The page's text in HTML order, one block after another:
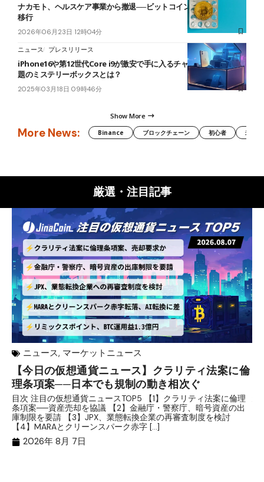
ナカモト、ヘルスケア事業から撤退──ビットコイン関連事業へ完全
移行
2026年06月23日 12時04分
ニュース プレスリリース
iPhone16や第12世代Core i9が激安で手に入るチャンスのある、話
題のミステリーボックスとは？
2025年03月18日 09時46分
Show More
More News: Binance ブロックチェーン 初心者 米国
厳選・注目記事
ニュース, マーケットニュース
【今日の仮想通貨ニュース】クラリティ法案に倫
理条項案──日本でも規制の動き相次ぐ
目次 注目の仮想通貨ニュースTOP5 【1】クラリティ法案に倫理
条項案──資産売却を協議 【2】金融庁・警察庁、暗号資産の出
庫制限を要請 【3】JPX、業態転換企業の再審査制度を検討
【4】MARAとクリーンスパーク赤字 […]
2026年 8月 7日